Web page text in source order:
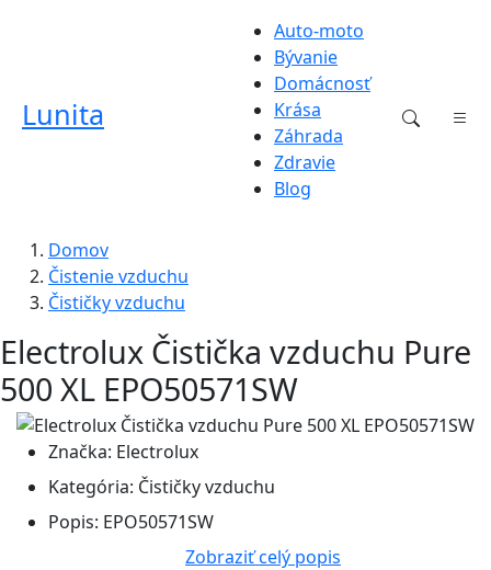
Lunita
Auto-moto
Bývanie
Domácnosť
Krása
Záhrada
Zdravie
Blog
Domov
Čistenie vzduchu
Čističky vzduchu
Electrolux Čistička vzduchu Pure
500 XL EPO50571SW
Značka: Electrolux
Kategória: Čističky vzduchu
Popis: EPO50571SW
Zobraziť celý popis